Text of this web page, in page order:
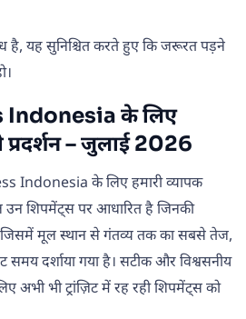
है, यह सुनिश्चित करते हुए कि जरूरत पड़ने
Indonesia के लिए
प्रदर्शन – जुलाई 2026
Indonesia के लिए हमारी व्यापक
उन शिपमेंट्स पर आधारित है जिनकी
जिसमें मूल स्थान से गंतव्य तक का सबसे तेज,
दर्शाया गया है। सटीक और विश्वसनीय
अभी भी ट्रांज़िट में रह रही शिपमेंट्स को